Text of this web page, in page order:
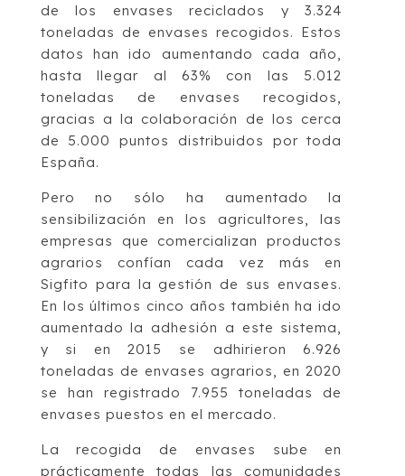
de los envases reciclados y 3.324
toneladas de envases recogidos. Estos
datos han ido aumentando cada año,
hasta llegar al 63% con las 5.012
toneladas de envases recogidos,
gracias a la colaboración de los cerca
de 5.000 puntos distribuidos por toda
España.
Pero no sólo ha aumentado la
sensibilización en los agricultores, las
empresas que comercializan productos
agrarios confían cada vez más en
Sigfito para la gestión de sus envases.
En los últimos cinco años también ha ido
aumentado la adhesión a este sistema,
y si en 2015 se adhirieron 6.926
toneladas de envases agrarios, en 2020
se han registrado 7.955 toneladas de
envases puestos en el mercado.
La recogida de envases sube en
prácticamente todas las comunidades